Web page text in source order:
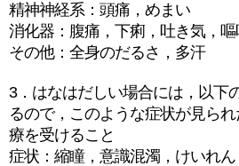
精神神経系：頭痛，めまい
消化器：腹痛，下痢，吐き気，嘔
その他：全身のだるさ，多汗
3．はなはだしい場合には，以下
るので，このような症状が見ら
療を受けること
症状：縮瞳，意識混濁，けいれん